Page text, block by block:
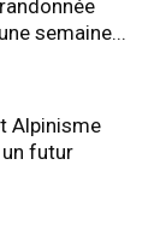
semaine...
Alpinisme
futur